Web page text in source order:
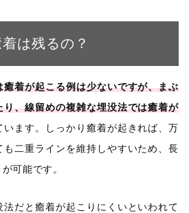
は残るの？
着が起こる例は少ないですが、まぶ
、線留めの複雑な埋没法では癒着が
います。しっかり癒着が起きれば、万
二重ラインを維持しやすいため、長
可能です。
だと癒着が起こりにくいといわれて